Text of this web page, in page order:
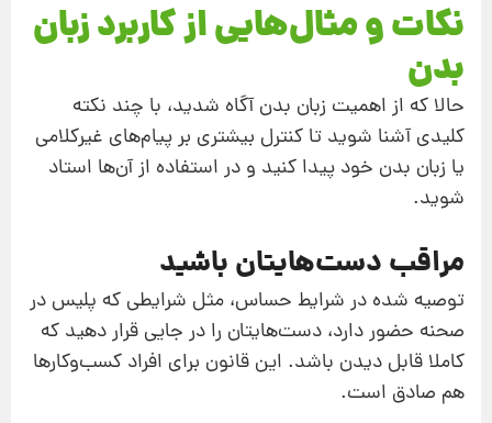
نکات و مثال‌هایی از کاربرد زبان
بدن
حالا که از اهمیت زبان بدن آگاه شدید، با چند نکته
کلیدی آشنا شوید تا کنترل بیشتری بر پیام‌های غیرکلامی
یا زبان بدن خود پیدا کنید و در استفاده از آن‌ها استاد
شوید.
مراقب دست‌‌هایتان باشید
توصیه شده در شرایط حساس، مثل شرایطی که پلیس در
صحنه حضور دارد، دست‌هایتان را در جایی قرار دهید که
کاملا قابل دیدن باشد. این قانون برای افراد کسب‌وکارها
هم صادق است.